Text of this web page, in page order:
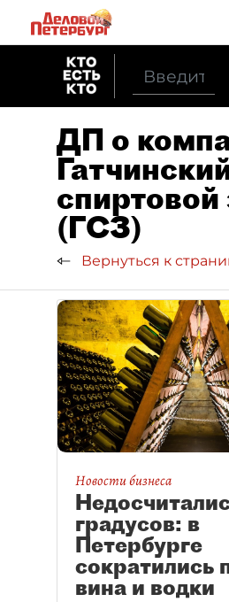
ДП о
спиртовой
(ГСЗ)
Вернуться к
Новости бизнеса
градусов: в
Петербурге
сократились
вина и водки